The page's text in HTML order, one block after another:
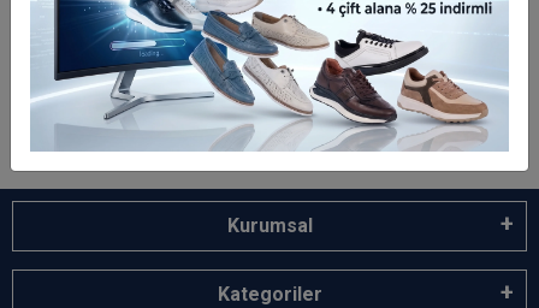
Geniş Ürün Yelpazesi
Binlerce ürün ve kampanya seçeneği
7 / 24 DESTEK
Öneri ve şikayetlerinizi bize iletebilirsiniz.
Kurumsal
Kategoriler